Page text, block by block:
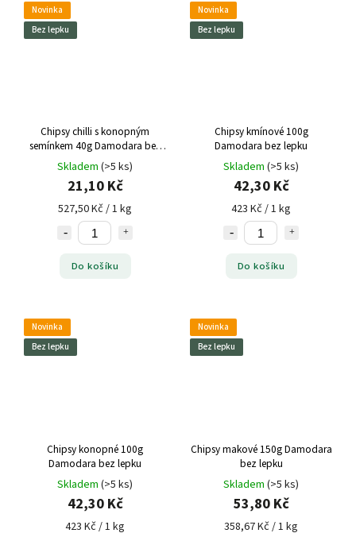
Novinka
Bez lepku
Chipsy chilli s konopným
semínkem 40g Damodara bez
lepku
Skladem (>5 ks)
21,10 Kč
527,50 Kč / 1 kg
Do košíku
Novinka
Bez lepku
Chipsy kmínové 100g
Damodara bez lepku
Skladem (>5 ks)
42,30 Kč
423 Kč / 1 kg
Do košíku
Novinka
Bez lepku
Chipsy konopné 100g
Damodara bez lepku
Skladem (>5 ks)
42,30 Kč
423 Kč / 1 kg
Novinka
Bez lepku
Chipsy makové 150g Damodara
bez lepku
Skladem (>5 ks)
53,80 Kč
358,67 Kč / 1 kg